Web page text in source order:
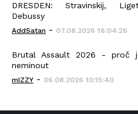
DRESDEN: Stravinskij,
Debussy
AddSatan - 07.08.2026 16:04:26
Brutal Assault 2026 - proč
neminout
mIZZY - 06.08.2026 10:15:40